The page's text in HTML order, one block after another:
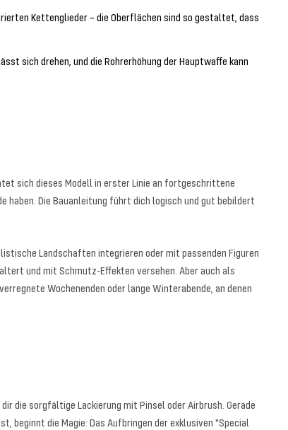
Kettenglieder – die Oberflächen sind so gestaltet, dass
sich drehen, und die Rohrerhöhung der Hauptwaffe kann
sich dieses Modell in erster Linie an fortgeschrittene
haben. Die Bauanleitung führt dich logisch und gut bebildert
Landschaften integrieren oder mit passenden Figuren
und mit Schmutz-Effekten versehen. Aber auch als
Wochenenden oder lange Winterabende, an denen
die sorgfältige Lackierung mit Pinsel oder Airbrush. Gerade
beginnt die Magie: Das Aufbringen der exklusiven "Special